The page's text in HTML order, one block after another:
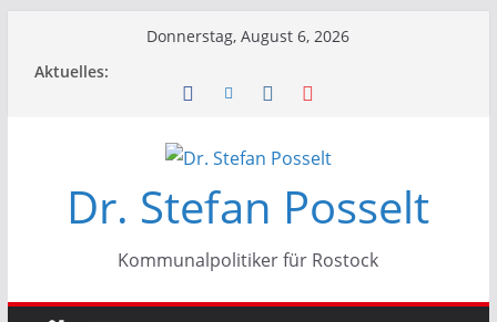
Donnerstag, August 6, 2026
Aktuelles:
Dr. Stefan Posselt
Kommunalpolitiker für Rostock